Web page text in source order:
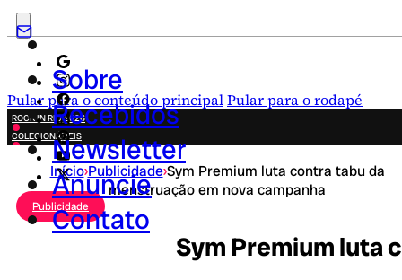
Pular para o conteúdo principalPular para o rodapé
Sobre
Recebidos
Newsletter
Anuncie
Contato
ROCK IN RIO 2026
COLECIONÁVEIS
FESTA JUNINA
NOVIDADES
CAMPANHAS CRIATIVAS
Início›Publicidade›Sym Premium luta contra tabu da
menstruação em nova campanha
Publicidade
Sym Premium luta